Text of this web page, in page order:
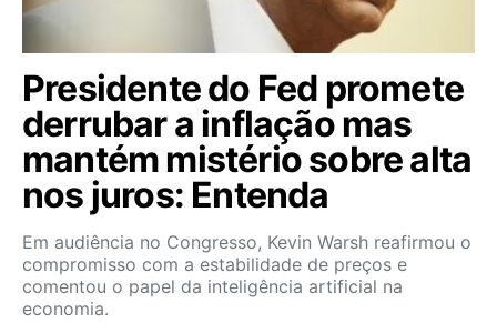
Presidente do Fed promete
derrubar a inflação mas
mantém mistério sobre alta
nos juros: Entenda
Em audiência no Congresso, Kevin Warsh reafirmou o
compromisso com a estabilidade de preços e
comentou o papel da inteligência artificial na
economia.